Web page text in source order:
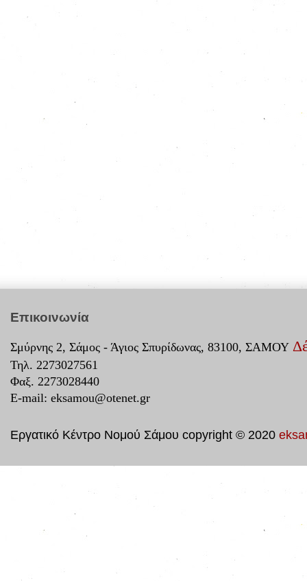
Επικοινωνία
Σμύρνης 2, Σάμος - Άγιος Σπυρίδωνας, 83100, ΣΑΜΟΥ
Τηλ. 2273027561
Φαξ. 2273028440
E-mail: eksamou@otenet.gr
Εργατικό Κέντρο Νομού Σάμου copyright © 2020